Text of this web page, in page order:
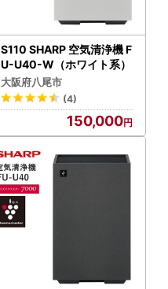
S110 SHARP 空気清浄機 F
U-U40-W（ホワイト系）
大阪府八尾市
(4)
150,000